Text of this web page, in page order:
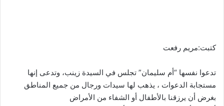
كتبت:مريم رفعت
تدعوا نفسها “أم سليمان” تجلس في السيدة زينب، وتدعى إنها
مستجابة الدعوات ، يذهب لها سيدات ورجال من جميع المناطق
بغرض أن يرزقنا بالأطفال أو الشفاء من الأمراض